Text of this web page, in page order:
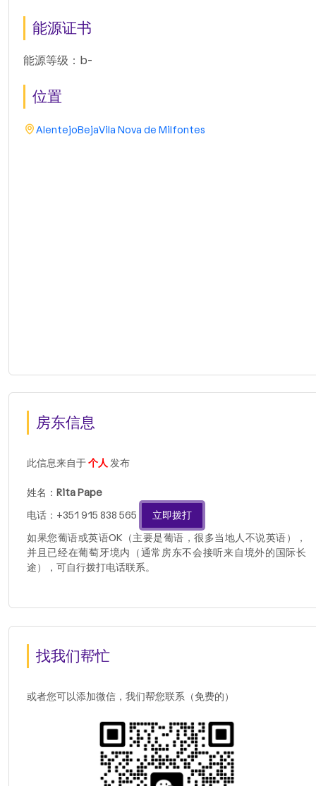
能源证书
能源等级：b-
位置
AlentejoBejaVila Nova de Milfontes
房东信息
此信息来自于个人 发布
姓名： Rita Pape
电话：+351 915 838 565
立即拨打
如果您葡语或英语OK（主要是葡语，很多当地人不说英语），
并且已经在葡萄牙境内（通常房东不会接听来自境外的国际长
途），可自行拨打电话联系。
找我们帮忙
或者您可以添加微信，我们帮您联系（免费的）